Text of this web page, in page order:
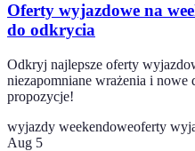
Oferty wyjazdowe na
do odkrycia
Odkryj najlepsze oferty
niezapomniane wrażenia i nowe
propozycje!
wyjazdy weekendoweoferty
Aug 5